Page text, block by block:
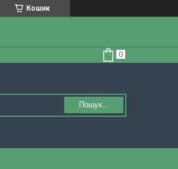
Кошик
Пошук...